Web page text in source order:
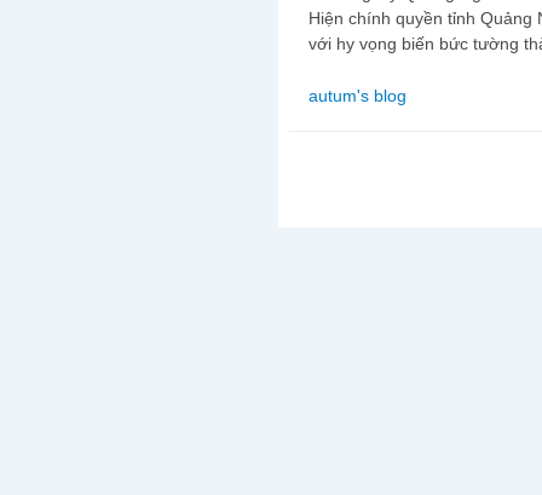
Hiện chính quyền tỉnh Quảng
với hy vọng biến bức tường
autum's blog